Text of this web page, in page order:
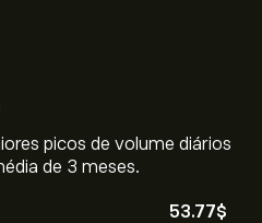
picos de volume diários
de 3 meses.
53.77‎$‎